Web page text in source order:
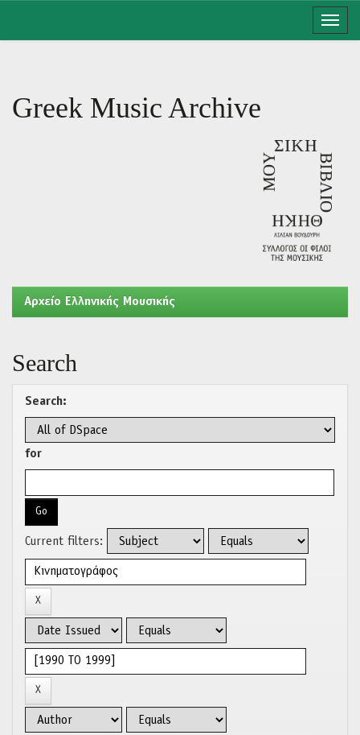
Greek Music Archive
Aρχείο Ελληνικής Μουσικής
Search
Search:
for
Current filters: